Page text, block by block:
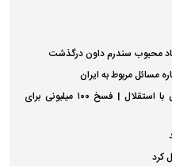
محبوب سندرم داون درگذشت
مسائل مربوط به ایران
عجیب و باورنکردنی از توافق رضاییان با استقلال | فسخ ۱۰۰ میلیونی برای
کرد